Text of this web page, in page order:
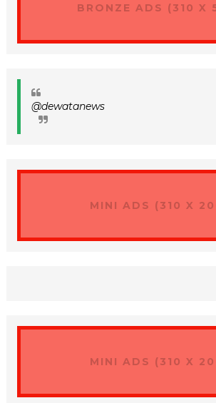
BRONZE ADS (310 X
@dewatanews
MINI ADS (310 X
MINI ADS (310 X